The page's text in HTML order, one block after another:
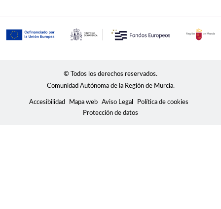
© Todos los derechos reservados.
Comunidad Autónoma de la Región de Murcia.
Accesibilidad Mapa web Aviso Legal
Política de cookies
Protección de datos